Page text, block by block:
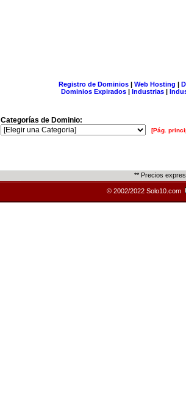
Registro de Dominios| Web Hosting |
Dominios Expirados | Industrias |
Categorías de Dominio:
[Pág.
** Precios
© 2002/2022 Solo10.com